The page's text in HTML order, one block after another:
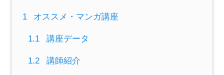
1 オススメ・マンガ講座
1.1 講座データ
1.2 講師紹介